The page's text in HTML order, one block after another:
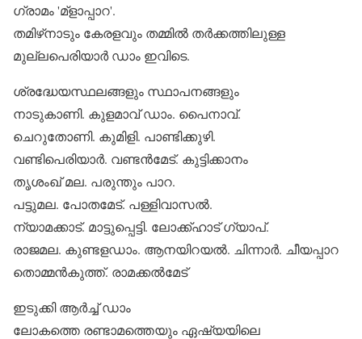
ഗ്രാമം 'മ്‌ളാപ്പാറ'.
തമിഴ്‌നാടും കേരളവും തമ്മില്‍ തര്‍ക്കത്തിലുള്ള
മുല്ലപെരിയാര്‍ ഡാം ഇവിടെ.
ശ്രദ്ധേയസ്ഥലങ്ങളും സ്ഥാപനങ്ങളും
നാടുകാണി. കുളമാവ് ഡാം. പൈനാവ്.
ചെറുതോണി. കുമിളി. പാണ്ടിക്കുഴി.
വണ്ടിപെരിയാര്‍. വണ്ടന്‍മേട്. കുട്ടിക്കാനം
തൃശംഖ് മല. പരുന്തും പാറ.
പട്ടുമല. പോതമേട്. പള്ളിവാസല്‍.
ന്യാമക്കാട്. മാട്ടുപ്പെട്ടി. ലോക്ക്ഹാട് ഗ്യാപ്.
രാജമല. കുണ്ടളഡാം. ആനയിറയല്‍. ചിന്നാര്‍. ചീയപ്പാറ
തൊമ്മന്‍കുത്ത്. രാമക്കല്‍മേട്
ഇടുക്കി ആര്‍ച്ച് ഡാം
ലോകത്തെ രണ്ടാമത്തെയും ഏഷ്യയിലെ